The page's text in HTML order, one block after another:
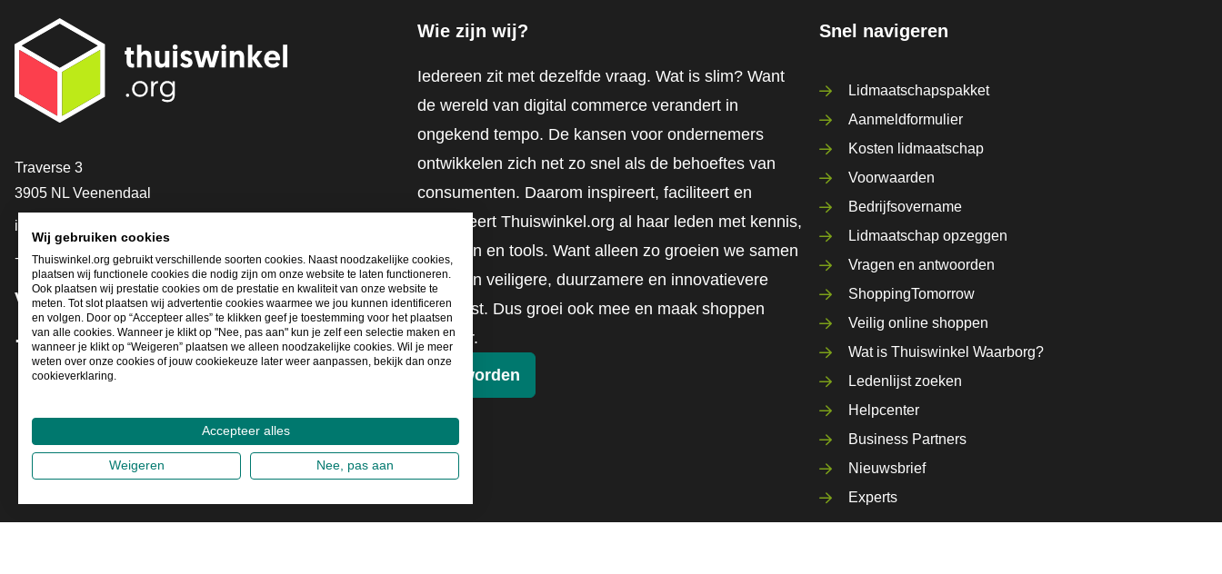
Contact
Traverse 3
3905 NL Veenendaal
info@thuiswinkel.org
+31 (0)318 64 85 75
Volg je ons al?
Facebook
X LinkedIn
Instagram
YouTube
Wie zijn wij?
Iedereen zit met dezelfde vraag. Wat is slim? Want
de wereld van digital commerce verandert in
ongekend tempo. De kansen voor ondernemers
ontwikkelen zich net zo snel als de behoeftes van
consumenten. Daarom inspireert, faciliteert en
mobiliseert Thuiswinkel.org al haar leden met kennis,
inzichten en tools. Want alleen zo groeien we samen
naar een veiligere, duurzamere en innovatievere
toekomst. Dus groei ook mee en maak shoppen
slimmer.
Lid worden
Snel navigeren
Lidmaatschapspakket
Aanmeldformulier
Kosten lidmaatschap
Voorwaarden
Bedrijfsovername
Lidmaatschap opzeggen
Vragen en antwoorden
ShoppingTomorrow
Veilig online shoppen
Wat is Thuiswinkel Waarborg?
Ledenlijst zoeken
Helpcenter
Business Partners
Nieuwsbrief
Experts
Wij gebruiken cookies
Thuiswinkel.org gebruikt verschillende soorten cookies. Naast noodzakelijke cookies,
plaatsen wij functionele cookies die nodig zijn om onze website te laten functioneren.
Ook plaatsen wij prestatie cookies om de prestatie en kwaliteit van onze website te
meten. Tot slot plaatsen wij advertentie cookies waarmee we jou kunnen identificeren
en volgen. Door op “Accepteer alles” te klikken geef je toestemming voor het plaatsen
van alle cookies. Wanneer je klikt op "Nee, pas aan" kun je zelf een selectie maken en
wanneer je klikt op “Weigeren” plaatsen we alleen noodzakelijke cookies. Wil je meer
weten over onze cookies of jouw cookiekeuze later weer aanpassen, bekijk dan onze
cookieverklaring.
Accepteer alles
Weigeren Nee, pas aan